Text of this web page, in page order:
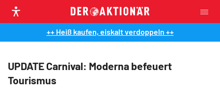
++ Heiß kaufen, eiskalt verdoppeln ++
UPDATE Carnival: Moderna befeuert
Tourismus